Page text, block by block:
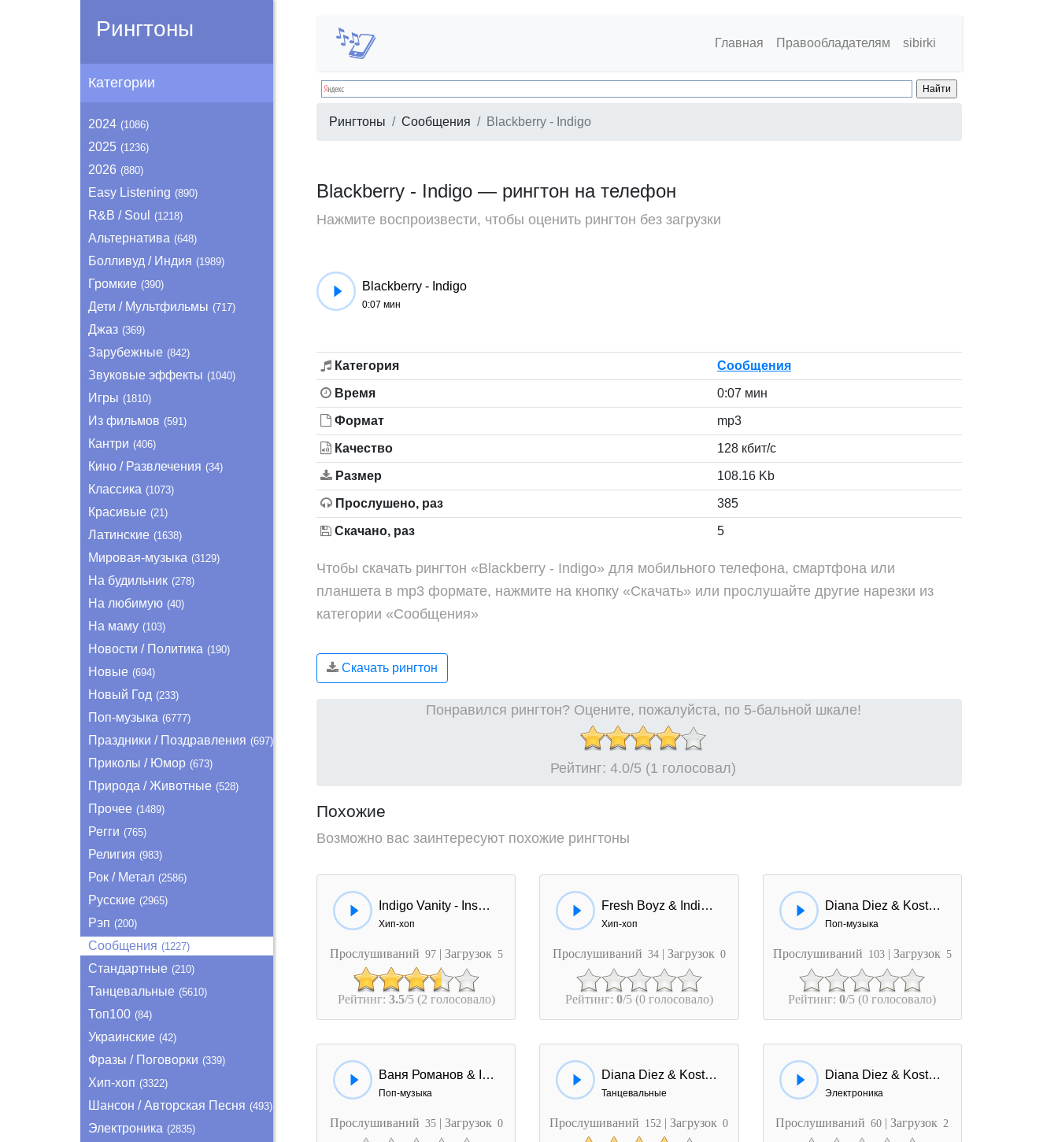
Рингтоны
Категории
2024 (1086)
2025 (1236)
2026 (880)
Easy Listening (890)
R&B / Soul (1218)
Альтернатива (648)
Болливуд / Индия (1989)
Громкие (390)
Дети / Мультфильмы (717)
Джаз (369)
Зарубежные (842)
Звуковые эффекты (1040)
Игры (1810)
Из фильмов (591)
Кантри (406)
Кино / Развлечения (34)
Классика (1073)
Красивые (21)
Латинские (1638)
Мировая-музыка (3129)
На будильник (278)
На любимую (40)
На маму (103)
Новости / Политика (190)
Новые (694)
Новый Год (233)
Поп-музыка (6777)
Праздники / Поздравления (697)
Приколы / Юмор (673)
Природа / Животные (528)
Прочее (1489)
Регги (765)
Религия (983)
Рок / Метал (2586)
Русские (2965)
Рэп (200)
Сообщения (1227)
Стандартные (210)
Танцевальные (5610)
Топ100 (84)
Украинские (42)
Фразы / Поговорки (339)
Хип-хоп (3322)
Шансон / Авторская Песня (493)
Электроника (2835)
Главная Правообладателям sibirki
Рингтоны Сообщения Blackberry - Indigo
Blackberry - Indigo — рингтон на телефон
Нажмите воспроизвести, чтобы оценить рингтон без загрузки
Blackberry - Indigo
0:07 мин
Категория Сообщения
Время 0:07 мин
Формат mp3
Качество 128 кбит/с
Размер 108.16 Kb
Прослушено, раз 385
Скачано, раз 5
Чтобы скачать рингтон «Blackberry - Indigo» для мобильного телефона, смартфона или
планшета в mp3 формате, нажмите на кнопку «Скачать» или прослушайте другие нарезки из
категории «Сообщения»
Скачать рингтон
Понравился рингтон? Оцените, пожалуйста, по 5-бальной шкале!
Рейтинг: 4.0/5 (1 голосовал)
Похожие
Возможно вас заинтересуют похожие рингтоны
Indigo Vanity - Insecure
Хип-хоп
Прослушиваний 97 | Загрузок 5
Рейтинг: 3.5/5 (2 голосовало)
Fresh Boyz & Indigo Vanity - Your So Cool
Хип-хоп
Прослушиваний 34 | Загрузок 0
Рейтинг: 0/5 (0 голосовало)
Diana Diez & Kostas Martakis - Sex Indigo
Поп-музыка
Прослушиваний 103 | Загрузок 5
Рейтинг:0/5 (0 голосовало)
Ваня Романов & Indigo - Любовь Без Границ
Поп-музыка
Прослушиваний 35 | Загрузок 0
Diana Diez & Kostas Martakis - Sex Indigo (Dj Solovey Remix)
Танцевальные
Прослушиваний 152 | Загрузок 0
Diana Diez & Kostas Martakis - Sex Indigo (Kaba Dubstep Remix)
Электроника
Прослушиваний 60 | Загрузок 2